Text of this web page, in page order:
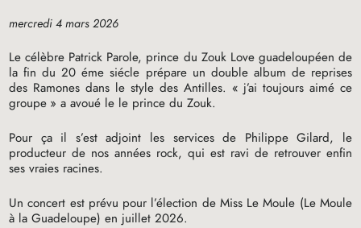
mercredi 4 mars 2026
Le célèbre Patrick Parole, prince du Zouk Love guadeloupéen de
la fin du 20 éme siécle prépare un double album de reprises
des Ramones dans le style des Antilles. « j’ai toujours aimé ce
groupe » a avoué le le prince du Zouk.
Pour ça il s’est adjoint les services de Philippe Gilard, le
producteur de nos années rock, qui est ravi de retrouver enfin
ses vraies racines.
Un concert est prévu pour l’élection de Miss Le Moule (Le Moule
à la Guadeloupe) en juillet 2026.